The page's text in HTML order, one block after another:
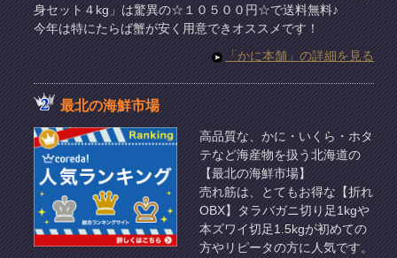
身セット４kg」は驚異の☆１０５００円☆で送料無料♪
今年は特にたらば蟹が安く用意できオススメです！
「かに本舗」の詳細を見る
最北の海鮮市場
高品質な、かに・いくら・ホタ
テなど海産物を扱う北海道の
【最北の海鮮市場】
売れ筋は、とてもお得な【折れ
OBX】タラバガニ切り足1kgや
本ズワイ切足1.5kgが初めての
方やリピータの方に人気です。